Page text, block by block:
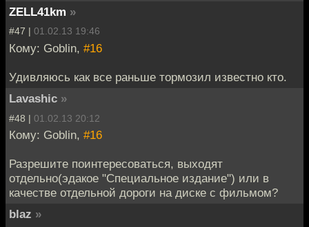
ZELL41km »
#47 | 01.02.13 19:46
Кому: Goblin, #16
Удивляюсь как все раньше тормозил известно кто.
Lavashic »
#48 | 01.02.13 20:12
Кому: Goblin, #16
Разрешите поинтересоваться, выходят
отдельно(эдакое "Специальное издание") или в
качестве отдельной дороги на диске с фильмом?
blaz »